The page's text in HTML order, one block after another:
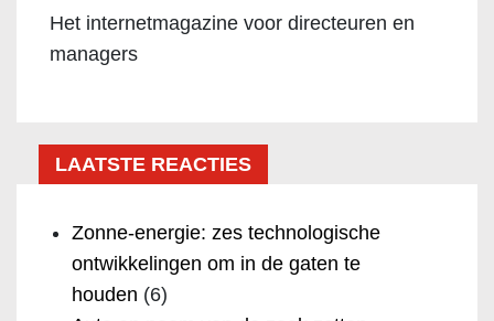
Het internetmagazine voor directeuren en
managers
LAATSTE REACTIES
Zonne-energie: zes technologische
ontwikkelingen om in de gaten te
houden (6)